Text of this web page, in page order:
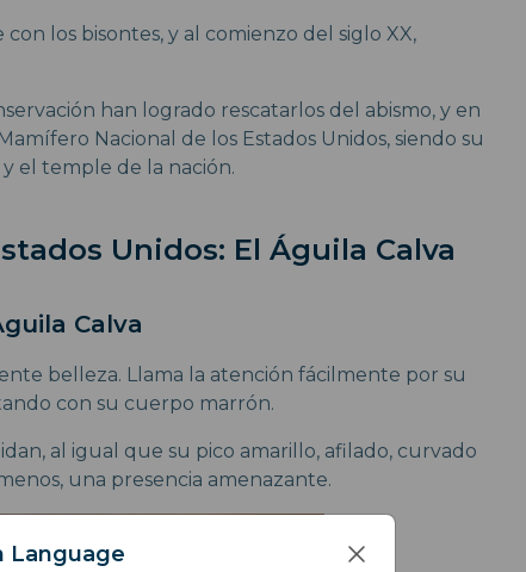
los bisontes, y al comienzo del siglo XX,
han logrado rescatarlos del abismo, y en
Nacional de los Estados Unidos, siendo su
el temple de la nación.
Unidos: El Águila Calva
Calva
belleza. Llama la atención fácilmente por su
con su cuerpo marrón.
al igual que su pico amarillo, afilado, curvado
una presencia amenazante.
Language